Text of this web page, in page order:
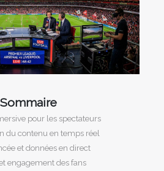
Sommaire
pour les spectateurs
du contenu en temps réel
et données en direct
engagement des fans